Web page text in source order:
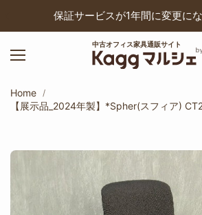
保証サービスが1年間に変更に
中古オフィス家具通販サイト
Home
【展示品_2024年製】*Spher(スフィア)